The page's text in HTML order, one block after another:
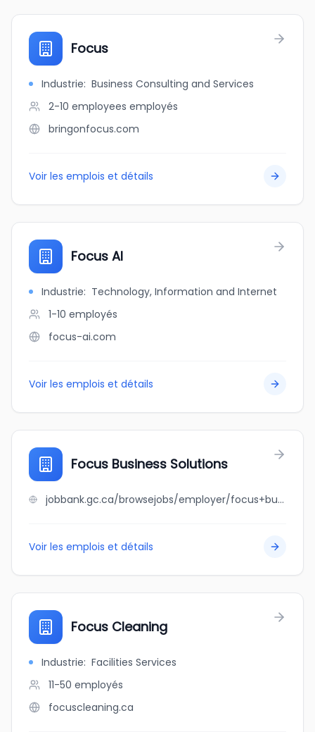
Focus
Industrie: Business Consulting and Services
2-10 employees employés
bringonfocus.com
Voir les emplois et détails
Focus AI
Industrie: Technology, Information and Internet
1-10 employés
focus-ai.com
Voir les emplois et détails
Focus Business Solutions
jobbank.gc.ca/browsejobs/employer/focus+business+solutions/ca
Voir les emplois et détails
Focus Cleaning
Industrie: Facilities Services
11-50 employés
focuscleaning.ca